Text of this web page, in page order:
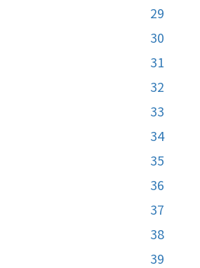
29
30
31
32
33
34
35
36
37
38
39